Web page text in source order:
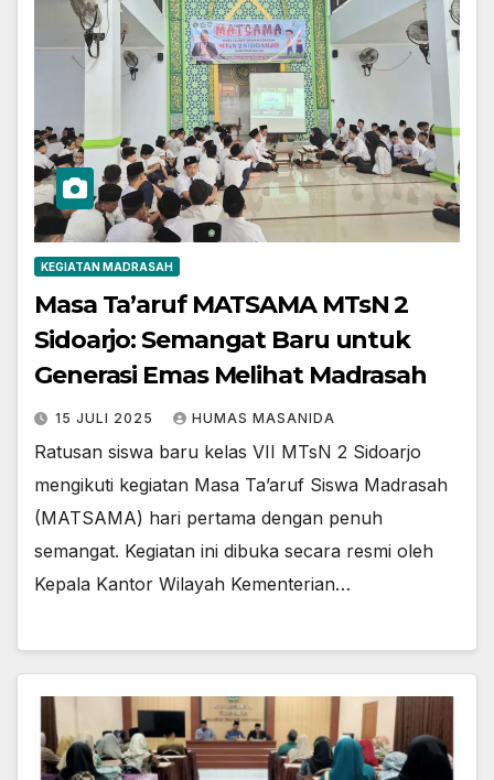
KEGIATAN MADRASAH
Masa Ta’aruf MATSAMA MTsN 2
Sidoarjo: Semangat Baru untuk
Generasi Emas Melihat Madrasah
15 JULI 2025 HUMAS MASANIDA
Ratusan siswa baru kelas VII MTsN 2 Sidoarjo
mengikuti kegiatan Masa Ta’aruf Siswa Madrasah
(MATSAMA) hari pertama dengan penuh
semangat. Kegiatan ini dibuka secara resmi oleh
Kepala Kantor Wilayah Kementerian…